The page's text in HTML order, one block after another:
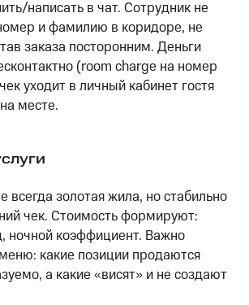
написать в чат. Сотрудник не
и фамилию в коридоре, не
заказа посторонним. Деньги
(room charge на номер
уходит в личный кабинет гостя
месте.
золотая жила, но стабильно
чек. Стоимость формируют:
ночной коэффициент. Важно
какие позиции продаются
а какие «висят» и не создают